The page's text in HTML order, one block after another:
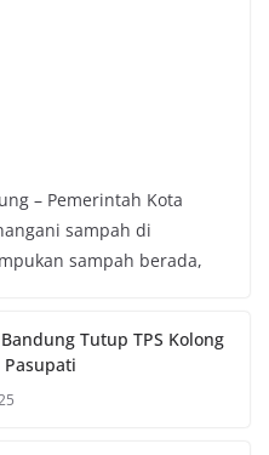
– Pemerintah Kota
sampah di
sampah berada,
Tutup TPS Kolong
Pasupati